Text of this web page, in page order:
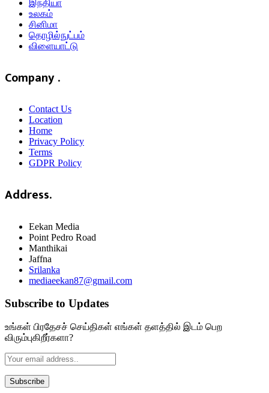
இந்தியா
உலகம்
சினிமா
தொழில்நுட்பம்
விளையாட்டு
Company .
Contact Us
Location
Home
Privacy Policy
Terms
GDPR Policy
Address.
Eekan Media
Point Pedro Road
Manthikai
Jaffna
Srilanka
mediaeekan87@gmail.com
Subscribe to Updates
உங்கள் பிரதேசச் செய்திகள் எங்கள் தளத்தில் இடம் பெற
விரும்புகிறீர்களா?